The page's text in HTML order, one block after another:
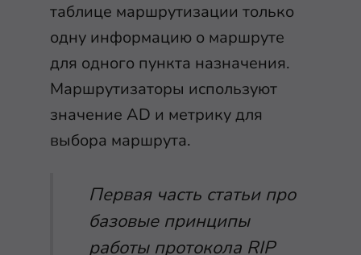
таблице маршрутизации только
одну информацию о маршруте
для одного пункта назначения.
Маршрутизаторы используют
значение AD и метрику для
выбора маршрута.
Первая часть статьи про
базовые принципы
работы протокола RIP